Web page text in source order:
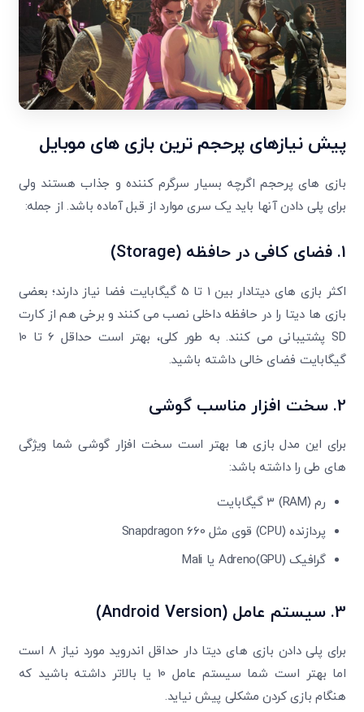
پیش نیازهای پرحجم ترین بازی های موبایل
بازی های پرحجم اگرچه بسیار سرگرم کننده و جذاب هستند ولی
برای پلی دادن آنها باید یک سری موارد از قبل آماده باشد. از جمله:
1. فضای کافی در حافظه ( Storage
)
اکثر بازی های دیتادار بین 1 تا 5 گیگابایت فضا نیاز دارند؛ بعضی
بازی ها دیتا را در حافظه داخلی نصب می کنند و برخی هم از کارت
SD پشتیبانی می کنند. به طور کلی، بهتر است حداقل 6 تا 10
گیگابایت فضای خالی داشته باشید.
2. سخت افزار مناسب گوشی
برای این مدل بازی ها بهتر است سخت افزار گوشی شما ویژگی
های طی را داشته باشد:
رم (RAM) 3 گیگابایت
پردازنده (CPU) قوی مثل Snapdragon 660
گرافیک (GPU)Adreno یا Mali
3. سیستم عامل ( Android Version
)
برای پلی دادن بازی های دیتا دار حداقل اندروید مورد نیاز 8 است
اما بهتر است شما سیستم عامل 10 یا بالاتر داشته باشید که
هنگام بازی کردن مشکلی پیش نیاید.